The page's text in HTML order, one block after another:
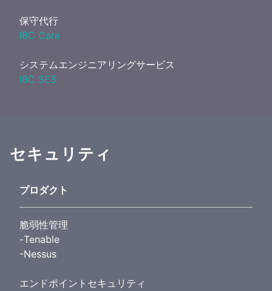
保守代行
IBC Care
システムエンジニアリングサービス
IBC SES
セキュリティ
プロダクト
脆弱性管理
-Tenable
-Nessus
エンドポイントセキュリティ